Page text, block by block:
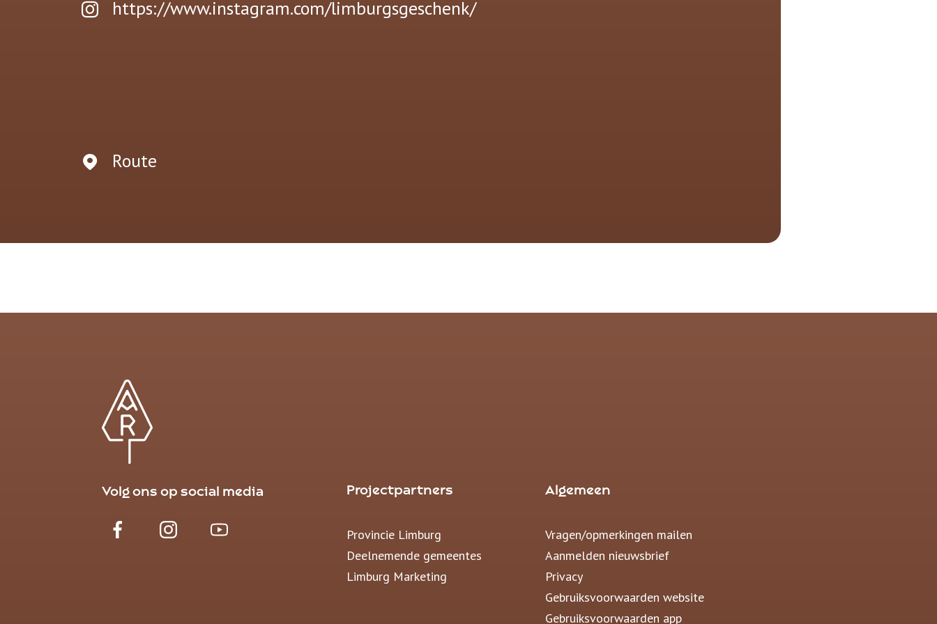
https://www.instagram.com/limburgsgeschenk/
Route
Volg ons op social media Projectpartners
Provincie Limburg
Deelnemende gemeentes
Limburg Marketing
Algemeen
Vragen/opmerkingen mailen
Aanmelden nieuwsbrief
Privacy
Gebruiksvoorwaarden website
Gebruiksvoorwaarden app